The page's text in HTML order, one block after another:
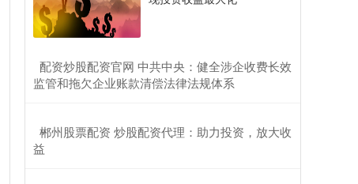
​配资炒股配资官网 中共中央：健全涉企收费长效
监管和拖欠企业账款清偿法律法规体系
​郴州股票配资 炒股配资代理：助力投资，放大收
益